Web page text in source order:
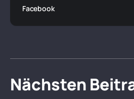
Facebook
Nächsten